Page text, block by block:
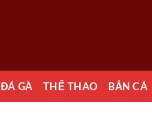
ĐÁ GÀ THỂ THAO BẮN CÁ